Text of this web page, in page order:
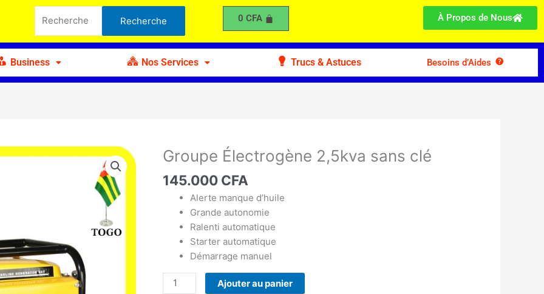
pour :
Recherche 0 CFA À Propos de Nous
Business Nos Services Trucs & Astuces Besoins d’Aides
Groupe Électrogène 2,5kva sans clé
145.000 CFA
Alerte manque d’huile
Grande autonomie
Ralenti automatique
Starter automatique
Démarrage manuel
quantité
Groupe
Électrogène
2,5kva
sans
Ajouter au panier
Électrogène
clé